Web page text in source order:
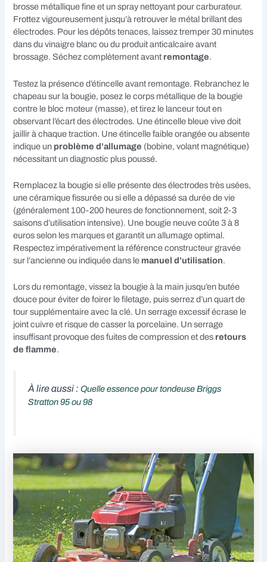
brosse métallique fine et un spray nettoyant pour carburateur.
Frottez vigoureusement jusqu’à retrouver le métal brillant des
électrodes. Pour les dépôts tenaces, laissez tremper 30 minutes
dans du vinaigre blanc ou du produit anticalcaire avant
brossage. Séchez complètement avant remontage.
Testez la présence d’étincelle avant remontage. Rebranchez le
chapeau sur la bougie, posez le corps métallique de la bougie
contre le bloc moteur (masse), et tirez le lanceur tout en
observant l’écart des électrodes. Une étincelle bleue vive doit
jaillir à chaque traction. Une étincelle faible orangée ou absente
indique un problème d’allumage (bobine, volant magnétique)
nécessitant un diagnostic plus poussé.
Remplacez la bougie si elle présente des électrodes très usées,
une céramique fissurée ou si elle a dépassé sa durée de vie
(généralement 100-200 heures de fonctionnement, soit 2-3
saisons d’utilisation intensive). Une bougie neuve coûte 3 à 8
euros selon les marques et garantit un allumage optimal.
Respectez impérativement la référence constructeur gravée
sur l’ancienne ou indiquée dans le manuel d’utilisation.
Lors du remontage, vissez la bougie à la main jusqu’en butée
douce pour éviter de foirer le filetage, puis serrez d’un quart de
tour supplémentaire avec la clé. Un serrage excessif écrase le
joint cuivre et risque de casser la porcelaine. Un serrage
insuffisant provoque des fuites de compression et des retours
de flamme.
À lire aussi :Quelle essence pour tondeuse Briggs
Stratton 95 ou 98